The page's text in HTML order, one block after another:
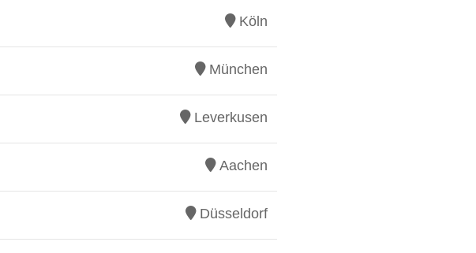
Köln
München
Leverkusen
Aachen
Düsseldorf